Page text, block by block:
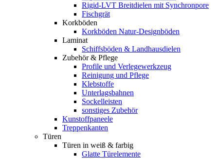
Rigid-LVT Breitdielen mit Synchronpore
Fischgrät
Korkböden
Korkböden Natur-Designböden
Laminat
Schiffsböden & Landhausdielen
Zubehör & Pflege
Profile und Verlegewerkzeug
Reinigung und Pflege
Klebstoffe
Unterlagsbahnen
Sockelleisten
sonstiges Zubehör
Kunstoffpaneele
Treppenkanten
Türen
Türen in weiß & farbig
Glatte Türelemente